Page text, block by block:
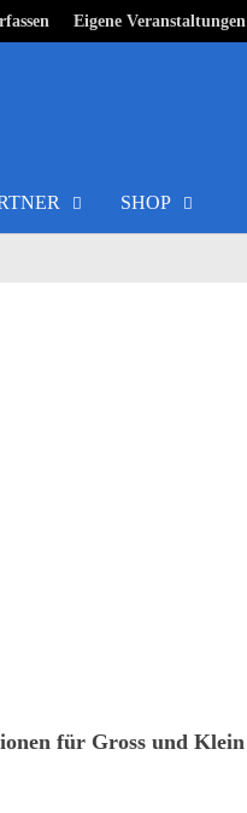
Eigene Veranstaltungen
SHOP
für Gross und Klein